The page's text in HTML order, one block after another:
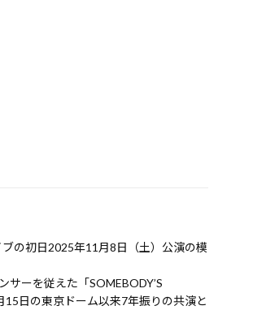
の初日2025年11月8日（土）公演の模
ーを従えた「SOMEBODY’S
日の東京ドーム以来7年振りの共演と